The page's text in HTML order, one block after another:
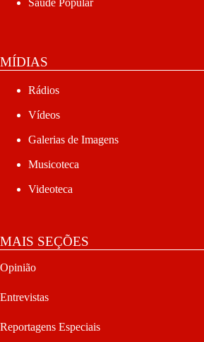
Saúde Popular
MÍDIAS
Rádios
Vídeos
Galerias de Imagens
Musicoteca
Videoteca
MAIS SEÇÕES
Opinião
Entrevistas
Reportagens Especiais